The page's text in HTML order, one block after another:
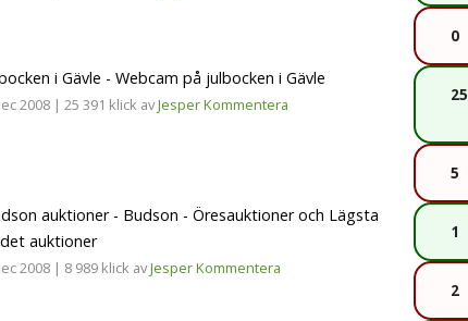
0
i Gävle - Webcam på julbocken i Gävle
2008 | 25 391 klick avJesperKommentera 25
5
auktioner - Budson - Öresauktioner och Lägsta
auktioner
2008 | 8 989 klick avJesperKommentera
1
2